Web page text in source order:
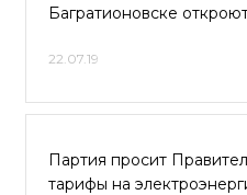
Багратионовске
22.07.19
Партия просит
тарифы на